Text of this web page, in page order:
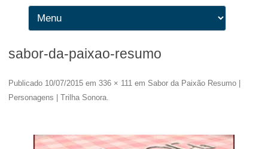
sabor-da-paixao-resumo
Publicado 10/07/2015 em 336 × 111 em Sabor da Paixão Resumo |
Personagens | Trilha Sonora.